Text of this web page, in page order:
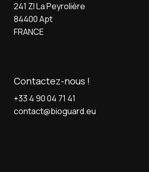
241 ZI La Peyrolière
84400 Apt
FRANCE
Contactez-nous !
+33 4 90 04 71 41
contact@bioguard.eu